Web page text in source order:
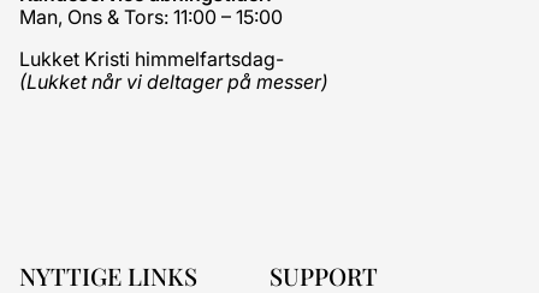
Man, Ons & Tors: 11:00 – 15:00
Lukket Kristi himmelfartsdag-
(Lukket når vi deltager på messer)
NYTTIGE LINKS SUPPORT